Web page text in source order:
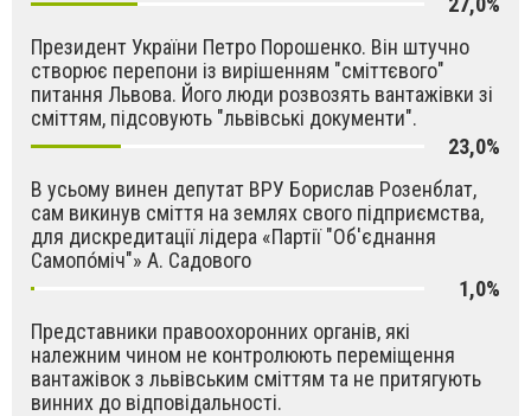
Президент України Петро Порошенко. Він штучно
створює перепони із вирішенням "сміттєвого"
питання Львова. Його люди розвозять вантажівки зі
сміттям, підсовують "львівські документи".
23,0%
В усьому винен депутат ВРУ Борислав Розенблат,
сам викинув сміття на землях свого підприємства,
для дискредитації лідера «Партії "Об'єднання
Самопо́міч"» А. Садового
1,0%
Представники правоохоронних органів, які
належним чином не контролюють переміщення
вантажівок з львівським сміттям та не притягують
винних до відповідальності.